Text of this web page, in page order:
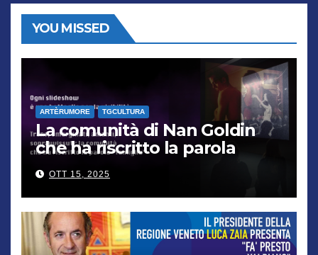
YOU MISSED
ARTÈRUMORE TGCULTURA
La comunità di Nan Goldin
che ha riscritto la parola
“famiglia”
OTT 15, 2025